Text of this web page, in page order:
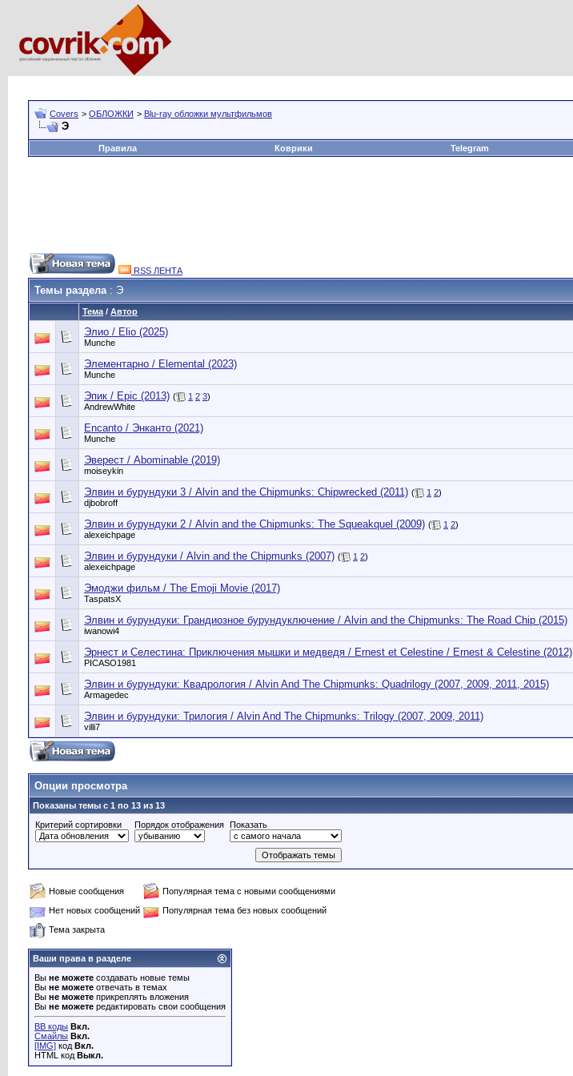
Covers > ОБЛОЖКИ > Blu-ray обложки мультфильмов
Э
Правила
Коврики Telegram
RSS ЛЕНТА
Темы раздела: Э
Тема / Автор
Элио / Elio (2025)
Munche
Элементарно / Elemental (2023)
Munche
Эпик / Epic (2013) ( 1 2 3)
AndrewWhite
Encanto / Энканто (2021)
Munche
Эверест / Abominable (2019)
moiseykin
Элвин и бурундуки 3 / Alvin and the Chipmunks: Chipwrecked (2011) ( 1 2)
djbobroff
Элвин и бурундуки 2 / Alvin and the Chipmunks: The Squeakquel (2009) ( 1 2)
alexeichpage
Элвин и бурундуки / Alvin and the Chipmunks (2007) ( 1 2)
alexeichpage
Эмоджи фильм / The Emoji Movie (2017)
TaspatsX
Элвин и бурундуки: Грандиозное бурундуключение / Alvin and the Chipmunks: The Road Chip (2015)
iwanowi4
Эрнест и Селестина: Приключения мышки и медведя / Ernest et Celestine / Ernest & Celestine (2012)
PICASO1981
Элвин и бурундуки: Квадрология / Alvin And The Chipmunks: Quadrilogy (2007, 2009, 2011, 2015)
Armagedec
Элвин и бурундуки: Трилогия / Alvin And The Chipmunks: Trilogy (2007, 2009, 2011)
villi7
Опции просмотра
Показаны темы с 1 по 13 из 13
Критерий сортировки
Порядок отображения Показать
Новые сообщения
Популярная тема с новыми сообщениями
Нет новых сообщений
Популярная тема без новых сообщений
Тема закрыта
Ваши права в разделе
Вы не можете создавать новые темы
Вы не можете отвечать в темах
Вы не можете прикреплять вложения
Вы не можете редактировать свои сообщения
BB коды Вкл.
Смайлы Вкл.
[IMG] код Вкл.
HTML код Выкл.